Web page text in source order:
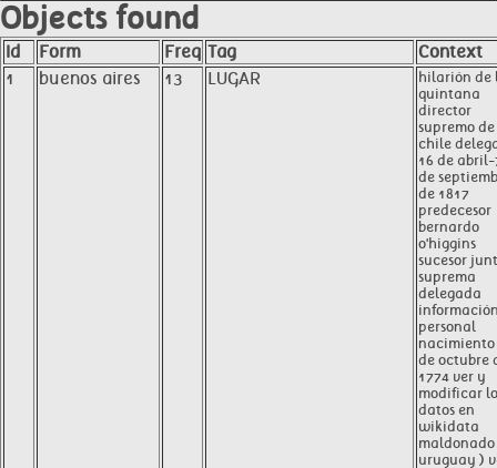
Objects found
Id Form Freq Tag
Context
1
buenos aires 13 LUGAR
hilarión de
quintana
director
supremo de
chile
16 de abril-
de
de 1817
predecesor
bernardo
o'higgins
sucesor
suprema
delegada
personal
nacimiento
de octubre
1774 ver y
modificar
datos en
wikidata
maldonado
uruguay )